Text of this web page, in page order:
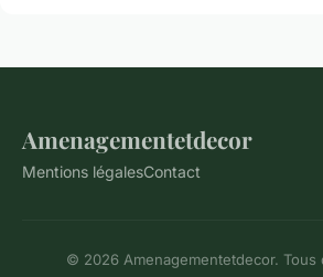
Amenagementetdecor
Mentions légalesContact
© 2026 Amenagementetdecor. Tous